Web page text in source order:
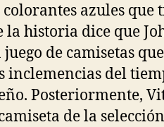
azules que
historia dice que
de camisetas
inclemencias del
Posteriormente,
de la